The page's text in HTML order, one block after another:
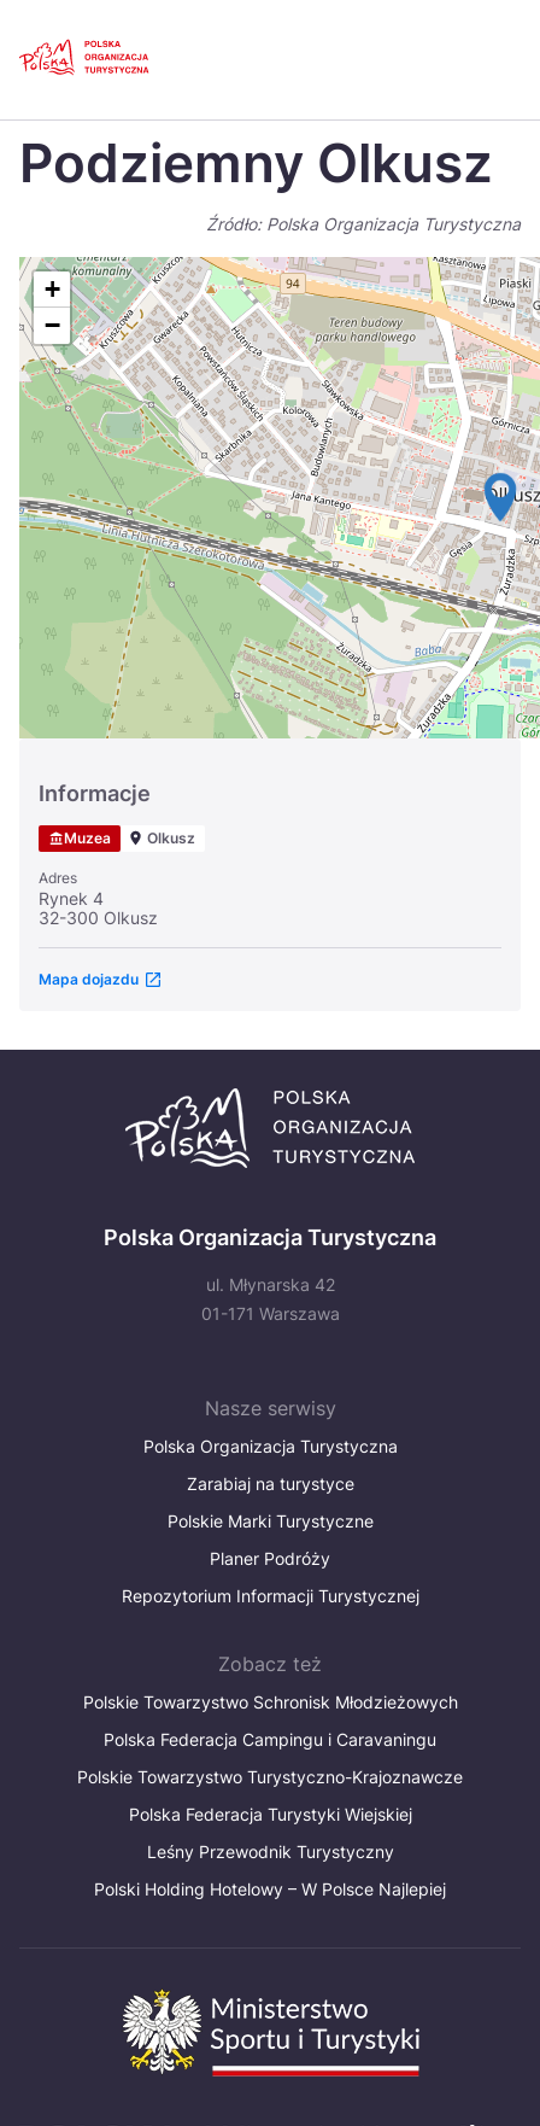
Polski
Español
Italiano
Nederlands 日本
Português
Suomi
Україна
Zamknij
Podziemny Olkusz
Źródło: Polska Organizacja Turystyczna
+
−
Informacje
Muzea Olkusz
Adres
Rynek 4
32-300 Olkusz
Mapa dojazdu
Polska Organizacja Turystyczna
ul. Młynarska 42
01-171 Warszawa
Nasze serwisy
Polska Organizacja Turystyczna
Zarabiaj na turystyce
Polskie Marki Turystyczne
Planer Podróży
Repozytorium Informacji Turystycznej
Zobacz też
Polskie Towarzystwo Schronisk Młodzieżowych
Polska Federacja Campingu i Caravaningu
Polskie Towarzystwo Turystyczno-Krajoznawcze
Polska Federacja Turystyki Wiejskiej
Leśny Przewodnik Turystyczny
Polski Holding Hotelowy – W Polsce Najlepiej